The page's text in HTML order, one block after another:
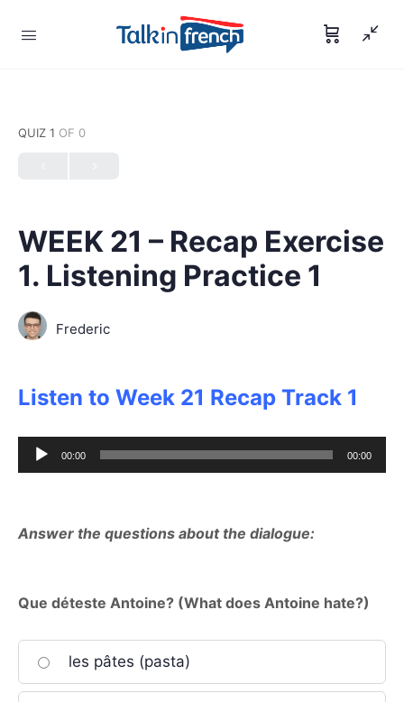
QUIZ 1 OF 0
WEEK 21 – Recap Exercise
1. Listening Practice 1
Frederic
Listen to Week 21 Recap Track 1
Audio
Player
00:00 00:00
Answer the questions about the dialogue:
Que déteste Antoine? (What does Antoine hate?)
les pâtes (pasta)